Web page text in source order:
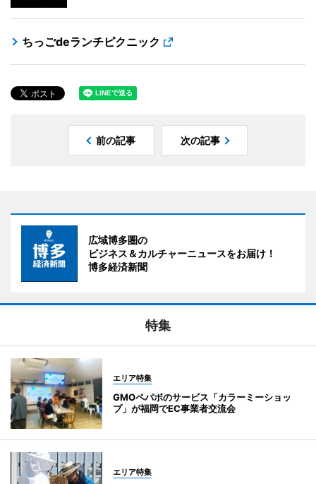
ちっごdeランチピクニック
前の記事 次の記事
広域博多圏の
ビジネス＆カルチャーニュースをお届け！
博多経済新聞
特集
エリア特集
GMOペパボのサービス「カラーミーショッ
プ」が福岡でEC事業者交流会
エリア特集